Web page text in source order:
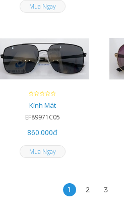
Mua Ngay
Kính Mát
EF89971C05
860.000đ
Mua Ngay
1 2 3